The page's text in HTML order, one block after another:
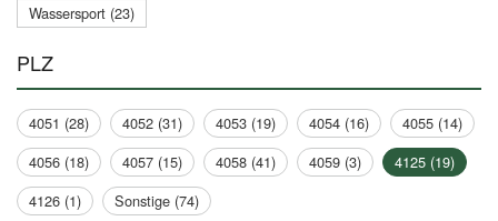
Wassersport (23)
PLZ
4051 (28) 4052 (31) 4053 (19) 4054 (16)
4055 (14)
4056 (18)
4057 (15) 4058 (41) 4059 (3)
4125 (19)
4126 (1)
Sonstige (74)